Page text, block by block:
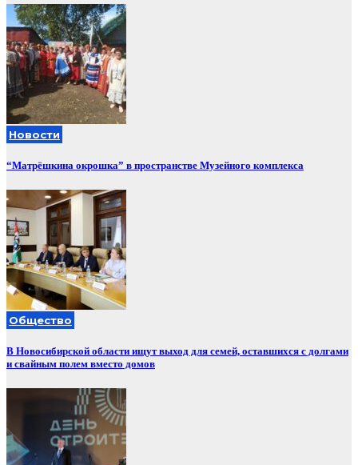
Новости
“Матрёшкина окрошка” в пространстве Музейного комплекса
Общество
В Новосибирской области ищут выход для семей, оставшихся с долгами
и свайным полем вместо домов